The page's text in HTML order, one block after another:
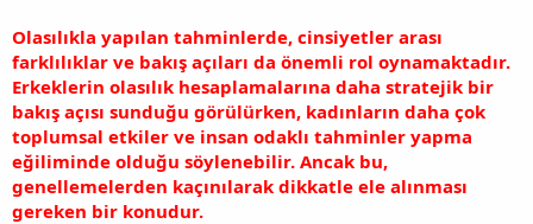
Olasılıkla yapılan tahminlerde, cinsiyetler arası
farklılıklar ve bakış açıları da önemli rol oynamaktadır.
Erkeklerin olasılık hesaplamalarına daha stratejik bir
bakış açısı sunduğu görülürken, kadınların daha çok
toplumsal etkiler ve insan odaklı tahminler yapma
eğiliminde olduğu söylenebilir. Ancak bu,
genellemelerden kaçınılarak dikkatle ele alınması
gereken bir konudur.